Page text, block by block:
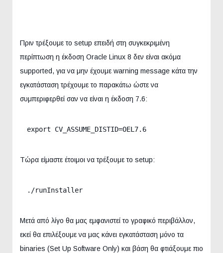
Πριν τρέξουμε το setup επειδή στη συγκεκριμένη
περίπτωση η έκδοση Oracle Linux 8 δεν είναι ακόμα
supported, για να μην έχουμε warning message κάτα την
εγκατάσταση τρέχουμε το παρακάτω ώστε να
συμπεριφερθεί σαν να είναι η έκδοση 7.6:
export CV_ASSUME_DISTID=OEL7.6
Τώρα είμαστε έτοιμοι να τρέξουμε το setup:
./runInstaller
Μετά από λίγο θα μας εμφανιστεί το γραφικό περιβάλλον,
εκεί θα επιλέξουμε να μας κάνει εγκατάσταση μόνο τα
binaries (Set Up Software Only) και βάση θα φτιάξουμε πιο